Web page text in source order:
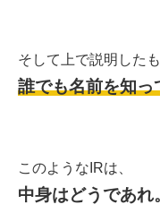
そして上で説明した
誰でも名前を知っ
このようなIRは、
中身はどうであれ